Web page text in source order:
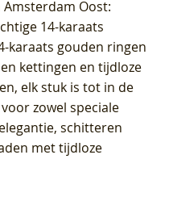
Amsterdam Oost:
14-karaats
karaats gouden ringen
kettingen en tijdloze
elk stuk is tot in de
zowel speciale
schitteren
met tijdloze